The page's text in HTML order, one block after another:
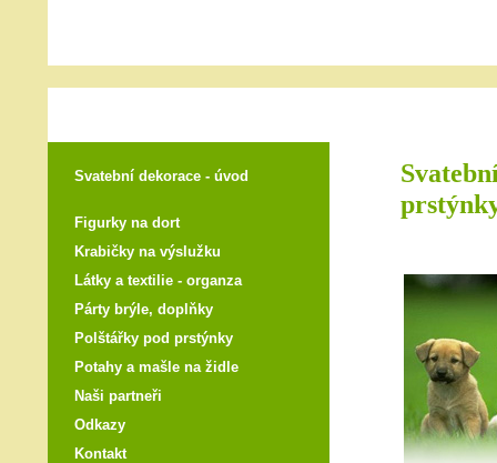
Svatební dekorace - úvod
Figurky na dort
Krabičky na výslužku
Látky a textilie - organza
Párty brýle, doplňky
Polštářky pod prstýnky
Potahy a mašle na židle
Naši partneři
Odkazy
Kontakt